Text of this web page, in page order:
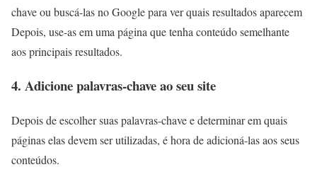
chave ou buscá-las no Google para ver quais resultados aparecem
Depois, use-as em uma página que tenha conteúdo semelhante
aos principais resultados.
4. Adicione palavras-chave ao seu site
Depois de escolher suas palavras-chave e determinar em quais
páginas elas devem ser utilizadas, é hora de adicioná-las aos seus
conteúdos.